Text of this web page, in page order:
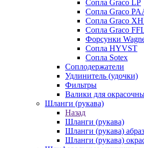
Сопла Graco LP
Сопла Graco
Сопла Graco
Сопла Graco
Форсунки
Сопла HYVST
Сопла Sotex
Соплодержатели
Удлинитель (удочки)
Фильтры
Валики для
Шланги (рукава)
Назад
Шланги (рукава)
Шланги (рукава)
Шланги (рукава)